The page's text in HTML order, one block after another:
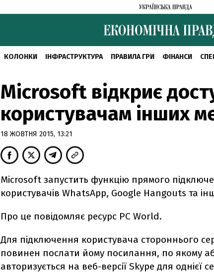
КОЛОНКИ ІНФРАСТРУКТУРА ПРАВИЛА ГРИ ФІНАНСИ
Microsoft відкриє
користувачам інших
18 ЖОВТНЯ 2015, 13:21
Microsoft запустить функцію прямого
користувачів WhatsApp, Google Hangouts та
Про це повідомляє ресурс PC World.
Для підключення користувача стороннього
повинен послати йому посилання, по якому
авторизується на веб-версії Skype для однієї